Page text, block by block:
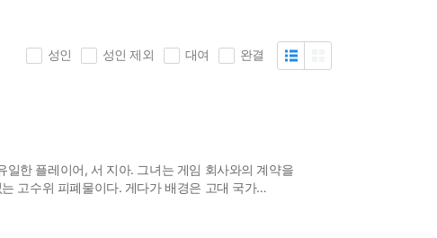
성인 성인 제외 대여 완결
한 플레이어, 서 지아. 그녀는 게임 회사와의 계약을
고수위 피폐물이다. 게다가 배경은 고대 국가